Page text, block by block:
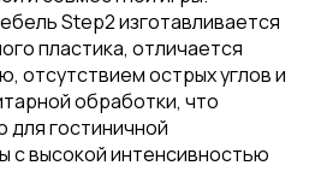
Step2 изготавливается
пластика, отличается
отсутствием острых углов и
обработки, что
для гостиничной
с высокой интенсивностью